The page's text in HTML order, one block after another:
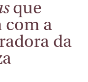
que
com a
da